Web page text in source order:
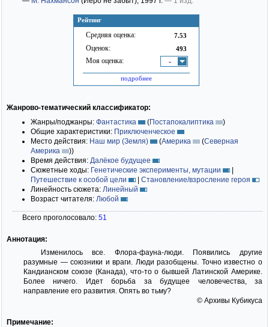
Рейтинг
Средняя оценка: 7.53
Оценок: 493
Моя оценка: -
подробнее
Жанрово-тематический классификатор:
Жанры/поджанры: Фантастика (Постапокалиптика
)
Общие характеристики: Приключенческое
Место действия: Наш мир (Земля) (Америка (Северная
Америка
))
Время действия: Далёкое будущее
Сюжетные ходы: Генетические эксперименты, мутации
|
Путешествие к особой цели
| Становление/взросление героя
Линейность сюжета: Линейный
Возраст читателя: Любой
Всего проголосовало: 51
Аннотация:
Изменилось все. Флора-фауна-люди. Появились другие
разумные — союзники и враги. Люди разобщены. Точно известно о
Кандианском союзе (Канада), что-то о бывшей Латинской Америке.
Более ничего. Идет борьба за будущее человечества, за
направление его развития. Опять во тьму?
© Архивы Кубикуса
Примечание: